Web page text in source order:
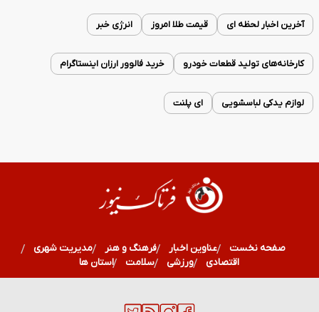
آخرین اخبار لحظه ای قیمت طلا امروز انرژی خبر
کارخانه‌های تولید قطعات خودرو خرید فالوور ارزان اینستاگرام
لوازم یدکی لباسشویی ای پلنت
صفحه نخست عناوین اخبار فرهنگ و هنر
مدیریت شهری
اقتصادی
ورزشی سلامت استان ها